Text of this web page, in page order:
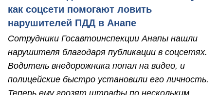
как соцсети помогают ловить
нарушителей ПДД в Анапе
Сотрудники Госавтоинспекции Анапы нашли
нарушителя благодаря публикации в соцсетях.
Водитель внедорожника попал на видео, и
полицейские быстро установили его личность.